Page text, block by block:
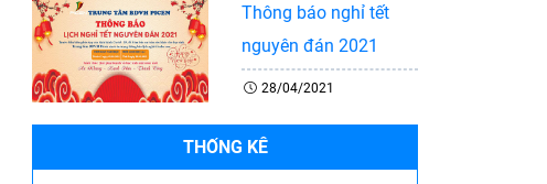
Thông báo nghỉ tết
nguyên đán 2021
28/04/2021
THỐNG KÊ